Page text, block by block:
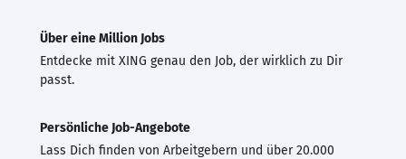
Über eine Million Jobs
Entdecke mit XING genau den Job, der wirklich zu Dir
passt.
Persönliche Job-Angebote
Lass Dich finden von Arbeitgebern und über 20.000